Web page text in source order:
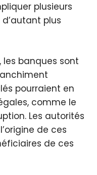
plusieurs
plus
les banques sont
pourraient en
comme le
Les autorités
de ces
de ces